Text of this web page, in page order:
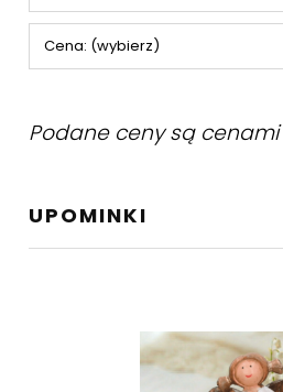
Cena: (wybierz)
Podane ceny są cenami
UPOMINKI